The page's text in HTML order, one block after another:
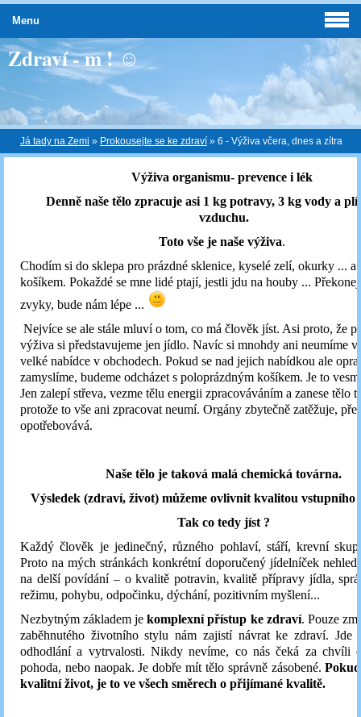
Zdraví - m ! ☺
Já tady na Zemi » Prokousejte se ke zdraví » 6 - Výživa včera, dnes a zítra
Výživa organismu- prevence i lék
Denně naše tělo zpracuje asi 1 kg potravy, 3 kg vody a
vzduchu.
Toto vše je naše výživa.
Chodím si do sklepa pro prázdné sklenice, kyselé zelí, okurky ... a
košíkem. Pokaždé se mne lidé ptají, jestli jdu na houby ...
zvyky, bude nám lépe ...
Nejvíce se ale stále mluví o tom, co má člověk jíst. Asi proto, že
výživa si představujeme jen jídlo. Navíc si mnohdy ani neumíme
velké nabídce v obchodech. Pokud se nad jejich nabídkou ale
zamyslíme, budeme odcházet s poloprázdným košíkem. Je to
Jen zalepí střeva, vezme tělu energii zpracováváním a zanese tělo
protože to vše ani zpracovat neumí. Orgány zbytečně zatěžuje,
opotřebovává.
Naše tělo je taková malá chemická továrna.
Výsledek (zdraví, život) můžeme ovlivnit kvalitou vstupního
Tak co tedy jíst ?
Každý člověk je jedinečný, různého pohlaví, stáří, krevní
Proto na mých stránkách konkrétní doporučený jídelníček
na delší povídání – o kvalitě potravin, kvalitě přípravy jídla,
režimu, pohybu, odpočinku, dýchání, pozitivním myšlení...
Nezbytným základem jekomplexní přístup ke zdraví. Pouze
zaběhnutého životního stylu nám zajistí návrat ke zdraví. Jde
odhodlání a vytrvalosti. Nikdy nevíme, co nás čeká za chvíli
pohoda, nebo naopak. Je dobře mít tělo správně zásobené.
kvalitní život, je to ve všech směrech o přijímané kvalitě.
Menu